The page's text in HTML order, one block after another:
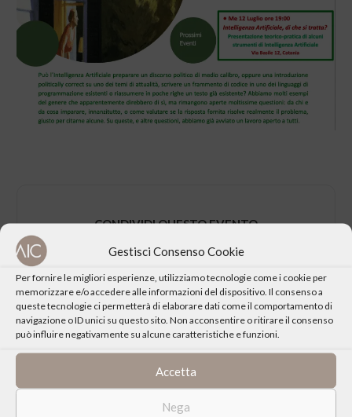
Gestisci Consenso Cookie
Per fornire le migliori esperienze, utilizziamo tecnologie come i cookie per
memorizzare e/o accedere alle informazioni del dispositivo. Il consenso a
queste tecnologie ci permetterà di elaborare dati come il comportamento di
navigazione o ID unici su questo sito. Non acconsentire o ritirare il consenso
può influire negativamente su alcune caratteristiche e funzioni.
Accetta
Nega
CONDIVIDI QUESTO EVENTO